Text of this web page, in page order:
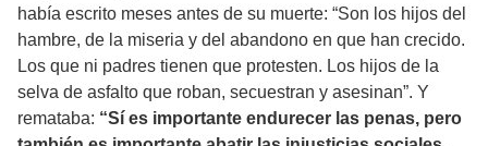
había escrito meses antes de su muerte: “Son los hijos del
hambre, de la miseria y del abandono en que han crecido.
Los que ni padres tienen que protesten. Los hijos de la
selva de asfalto que roban, secuestran y asesinan”. Y
remataba: “Sí es importante endurecer las penas, pero